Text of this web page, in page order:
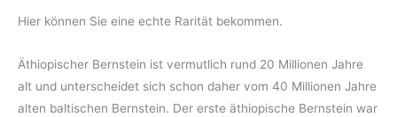
Hier können Sie eine echte Rarität bekommen.
Äthiopischer Bernstein ist vermutlich rund 20 Millionen Jahre
alt und unterscheidet sich schon daher vom 40 Millionen Jahre
alten baltischen Bernstein. Der erste äthiopische Bernstein war